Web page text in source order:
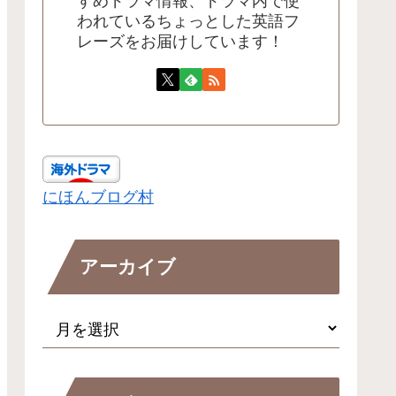
われているちょっとした英語フ
レーズをお届けしています！
にほんブログ村
アーカイブ